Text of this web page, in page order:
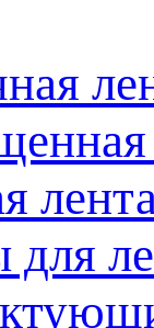
для